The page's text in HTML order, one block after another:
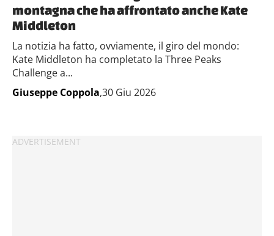
montagna che ha affrontato anche Kate
Middleton
La notizia ha fatto, ovviamente, il giro del mondo:
Kate Middleton ha completato la Three Peaks
Challenge a...
Giuseppe Coppola,30 Giu 2026